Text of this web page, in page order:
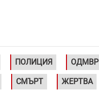
ПОЛИЦИЯ ОДМВР
СМЪРТ ЖЕРТВА